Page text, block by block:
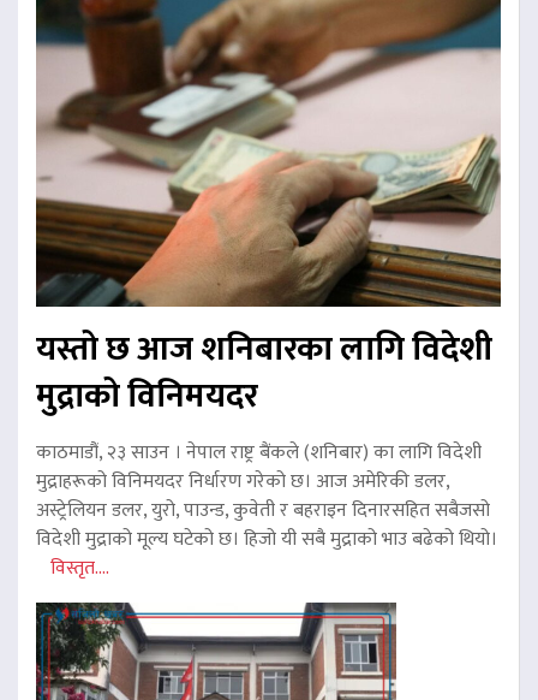
यस्तो छ आज शनिबारका लागि विदेशी
मुद्राको विनिमयदर
काठमाडौं, २३ साउन । नेपाल राष्ट्र बैंकले (शनिबार) का लागि विदेशी
मुद्राहरूको विनिमयदर निर्धारण गरेको छ। आज अमेरिकी डलर,
अस्ट्रेलियन डलर, युरो, पाउन्ड, कुवेती र बहराइन दिनारसहित सबैजसो
विदेशी मुद्राको मूल्य घटेको छ। हिजो यी सबै मुद्राको भाउ बढेको थियो।
विस्तृत....